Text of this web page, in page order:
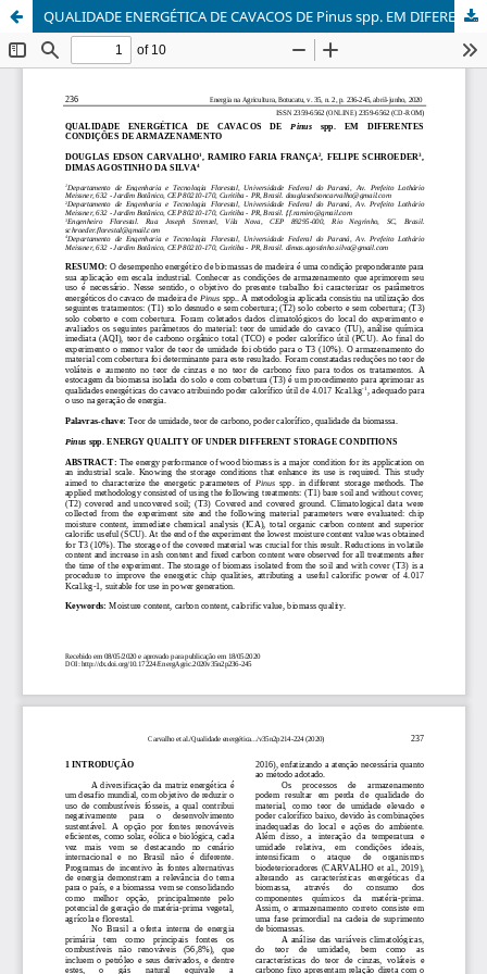
QUALIDADE ENERGÉTICA DE CAVACOS DE Pinus spp. EM DIFERENTES CONDIÇÕES DE ARMAZENAMENTO